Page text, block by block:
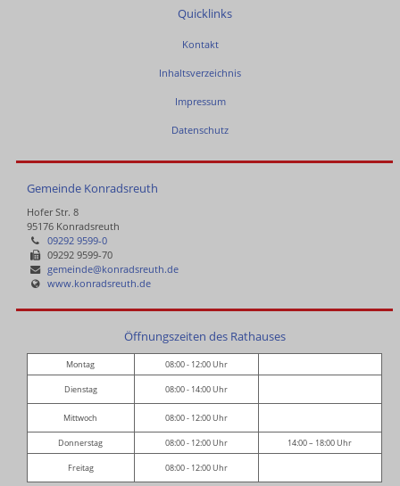
Quicklinks
Kontakt
Inhaltsverzeichnis
Impressum
Datenschutz
Gemeinde Konradsreuth
Hofer Str. 8
95176 Konradsreuth
09292 9599-0
09292 9599-70
gemeinde@konradsreuth.de
www.konradsreuth.de
Öffnungszeiten des Rathauses
Montag 08:00 - 12:00 Uhr
Dienstag 08:00 - 14:00 Uhr
Mittwoch 08:00 - 12:00 Uhr
Donnerstag 08:00 - 12:00 Uhr 14:00 – 18:00 Uhr
Freitag 08:00 - 12:00 Uhr